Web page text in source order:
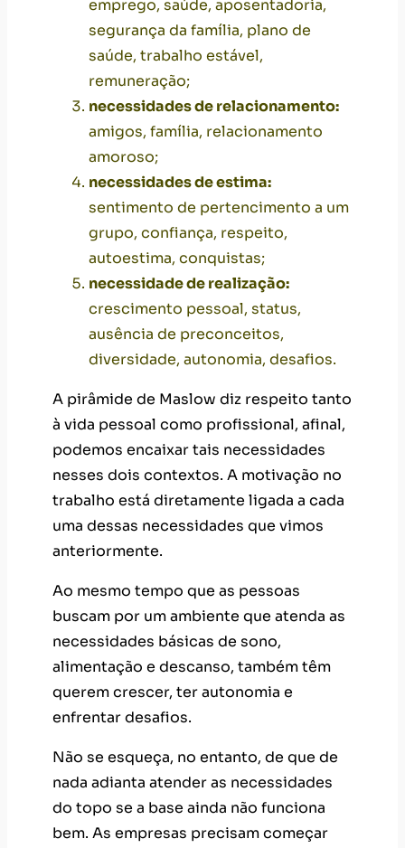
emprego, saúde, aposentadoria,
segurança da família, plano de
saúde, trabalho estável,
remuneração;
necessidades de relacionamento:
amigos, família, relacionamento
amoroso;
necessidades de estima:
sentimento de pertencimento a um
grupo, confiança, respeito,
autoestima, conquistas;
necessidade de realização:
crescimento pessoal, status,
ausência de preconceitos,
diversidade, autonomia, desafios.
A pirâmide de Maslow diz respeito tanto
à vida pessoal como profissional, afinal,
podemos encaixar tais necessidades
nesses dois contextos. A motivação no
trabalho está diretamente ligada a cada
uma dessas necessidades que vimos
anteriormente.
Ao mesmo tempo que as pessoas
buscam por um ambiente que atenda as
necessidades básicas de sono,
alimentação e descanso, também têm
querem crescer, ter autonomia e
enfrentar desafios.
Não se esqueça, no entanto, de que de
nada adianta atender as necessidades
do topo se a base ainda não funciona
bem. As empresas precisam começar